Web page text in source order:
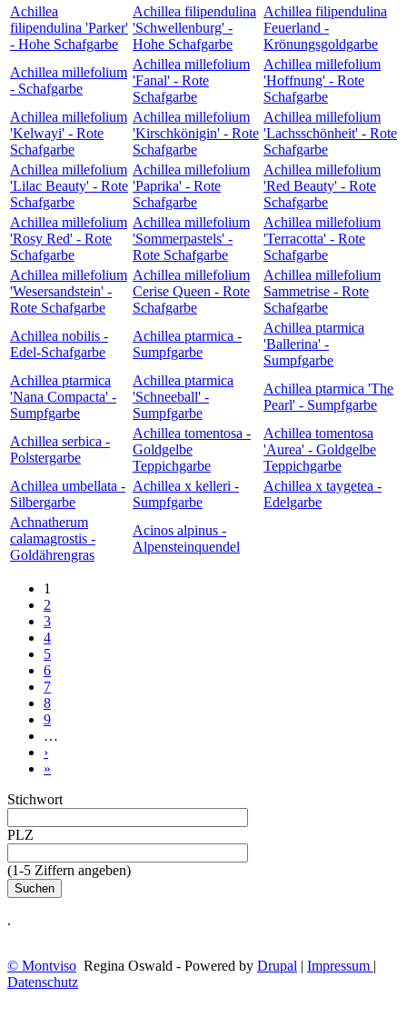
Achillea
filipendulina 'Parker'
- Hohe Schafgarbe
Achillea filipendulina
'Schwellenburg' -
Hohe Schafgarbe
Achillea filipendulina
Feuerland -
Krönungsgoldgarbe
Achillea millefolium
- Schafgarbe
Achillea millefolium
'Fanal' - Rote
Schafgarbe
Achillea millefolium
'Hoffnung' - Rote
Schafgarbe
Achillea millefolium
'Kelwayi' - Rote
Schafgarbe
Achillea millefolium
'Kirschkönigin' - Rote
Schafgarbe
Achillea millefolium
'Lachsschönheit' - Rote
Schafgarbe
Achillea millefolium
'Lilac Beauty' - Rote
Schafgarbe
Achillea millefolium
'Paprika' - Rote
Schafgarbe
Achillea millefolium
'Red Beauty' - Rote
Schafgarbe
Achillea millefolium
'Rosy Red' - Rote
Schafgarbe
Achillea millefolium
'Sommerpastels' -
Rote Schafgarbe
Achillea millefolium
'Terracotta' - Rote
Schafgarbe
Achillea millefolium
'Wesersandstein' -
Rote Schafgarbe
Achillea millefolium
Cerise Queen - Rote
Schafgarbe
Achillea millefolium
Sammetrise - Rote
Schafgarbe
Achillea nobilis -
Edel-Schafgarbe
Achillea ptarmica -
Sumpfgarbe
Achillea ptarmica
'Ballerina' -
Sumpfgarbe
Achillea ptarmica
'Nana Compacta' -
Sumpfgarbe
Achillea ptarmica
'Schneeball' -
Sumpfgarbe
Achillea ptarmica 'The
Pearl' - Sumpfgarbe
Achillea serbica -
Polstergarbe
Achillea tomentosa -
Goldgelbe
Teppichgarbe
Achillea tomentosa
'Aurea' - Goldgelbe
Teppichgarbe
Achillea umbellata -
Silbergarbe
Achillea x kelleri -
Sumpfgarbe
Achillea x taygetea -
Edelgarbe
Achnatherum
calamagrostis -
Goldährengras
Acinos alpinus -
Alpensteinquendel
Seiten
1
2
3
4
5
6
7
8
9
…
›
»
Stichwort
PLZ
(1-5 Ziffern angeben)
.
© Montviso Regina Oswald - Powered by Drupal | Impressum |
Datenschutz